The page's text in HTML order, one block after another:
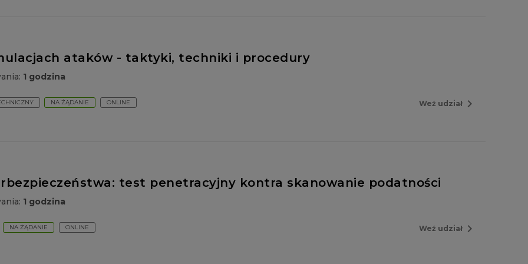
ataków - taktyki, techniki i procedury
1 godzina
NA ŻĄDANIE ONLINE Weź udział navigate_next
test penetracyjny kontra skanowanie podatności
1 godzina
NA ŻĄDANIE ONLINE Weź udział navigate_next